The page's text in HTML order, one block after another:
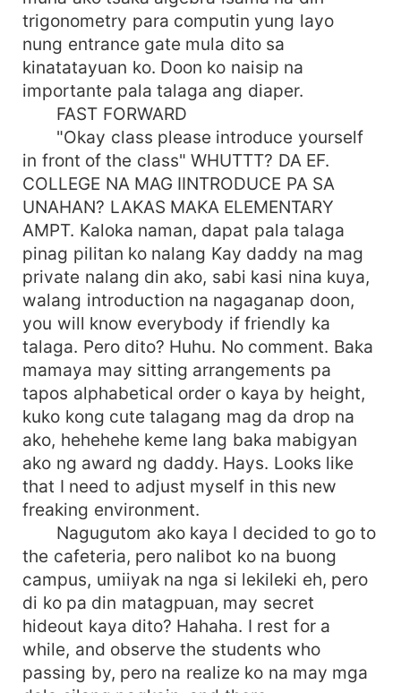
trigonometry para computin yung layo
nung entrance gate mula dito sa
kinatatayuan ko. Doon ko naisip na
importante pala talaga ang diaper.
FAST FORWARD
"Okay class please introduce yourself
in front of the class" WHUTTT? DA EF.
COLLEGE NA MAG IINTRODUCE PA SA
UNAHAN? LAKAS MAKA ELEMENTARY
AMPT. Kaloka naman, dapat pala talaga
pinag pilitan ko nalang Kay daddy na mag
private nalang din ako, sabi kasi nina kuya,
walang introduction na nagaganap doon,
you will know everybody if friendly ka
talaga. Pero dito? Huhu. No comment. Baka
mamaya may sitting arrangements pa
tapos alphabetical order o kaya by height,
kuko kong cute talagang mag da drop na
ako, hehehehe keme lang baka mabigyan
ako ng award ng daddy. Hays. Looks like
that I need to adjust myself in this new
freaking environment.
Nagugutom ako kaya I decided to go to
the cafeteria, pero nalibot ko na buong
campus, umiiyak na nga si lekileki eh, pero
di ko pa din matagpuan, may secret
hideout kaya dito? Hahaha. I rest for a
while, and observe the students who
passing by, pero na realize ko na may mga